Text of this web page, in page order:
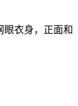
眼衣身，正面和